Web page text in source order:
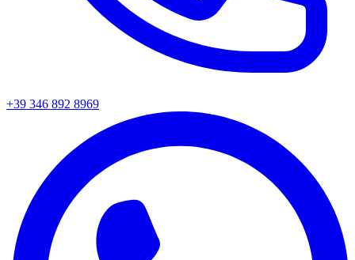
+39 346 892 8969